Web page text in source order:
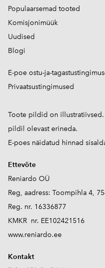
Populaarsemad tooted
Komisjonimüük
Uudised
Blogi
E-poe ostu-ja-
Privaatsustingimused
Toote pildid on
pildil olevast erineda.
E-poes näidatud hinnad
Ettevõte
Reniardo OÜ
Reg, aadress: Toompihla 4,
Reg. nr. 16336877
KMKR nr. EE102421516
www.reniardo.ee
Kontakt